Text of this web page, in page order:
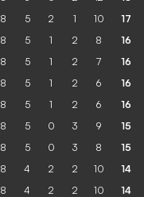
8 5 2 1 10 17
8 5 1 2 8 16
8 5 1 2 7 16
8 5 1 2 6 16
8 5 1 2 6 16
8 5 0 3 9 15
8 5 0 3 8 15
8 4 2 2 10 14
8 4 2 2 10 14